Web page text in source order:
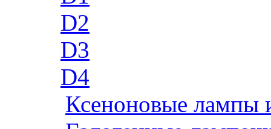
D2
D3
D4
Ксеноновые лампы